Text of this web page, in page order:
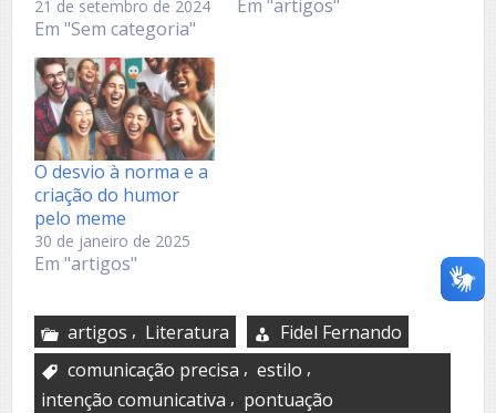
21 de setembro de 2024
Em "Sem categoria"
Em "artigos"
O desvio à norma e a
criação do humor
pelo meme
30 de janeiro de 2025
Em "artigos"
artigos , Literatura
Fidel Fernando
comunicação precisa , estilo ,
intenção comunicativa , pontuação